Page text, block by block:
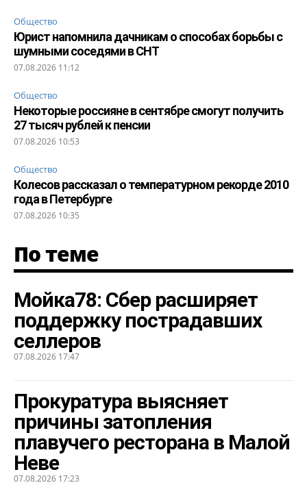
Общество
Юрист напомнила дачникам о способах борьбы с
шумными соседями в СНТ
07.08.2026 11:12
Общество
Некоторые россияне в сентябре смогут получить
27 тысяч рублей к пенсии
07.08.2026 10:53
Общество
Колесов рассказал о температурном рекорде 2010
года в Петербурге
07.08.2026 10:35
По теме
Мойка78: Сбер расширяет
поддержку пострадавших
селлеров
07.08.2026 17:47
Прокуратура выясняет
причины затопления
плавучего ресторана в Малой
Неве
07.08.2026 17:23